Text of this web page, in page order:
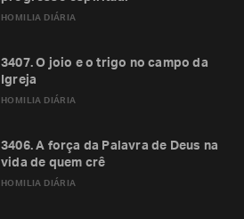
HOMILIA DIÁRIA
HOMILIA DIÁRIA
3407. O joio e o trigo no campo da
Igreja
HOMILIA DIÁRIA
3406. A força da Palavra de Deus na
vida de quem crê